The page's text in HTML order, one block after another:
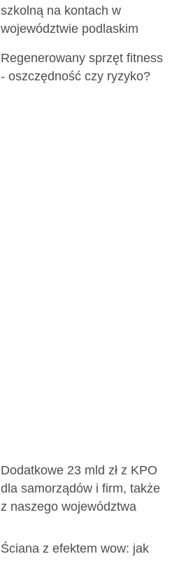
szkolną na kontach w
województwie podlaskim
Regenerowany sprzęt fitness
- oszczędność czy ryzyko?
Dodatkowe 23 mld zł z KPO
dla samorządów i firm, także
z naszego województwa
Ściana z efektem wow: jak